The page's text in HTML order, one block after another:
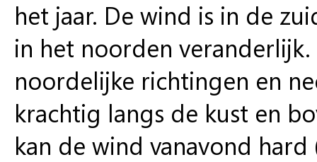
het jaar. De wind is in de
in het noorden
noordelijke richtingen en
krachtig langs de kust en
kan de wind vanavond